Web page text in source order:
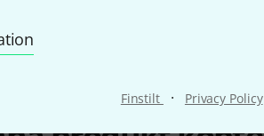
Finstilt · Privacy Policy